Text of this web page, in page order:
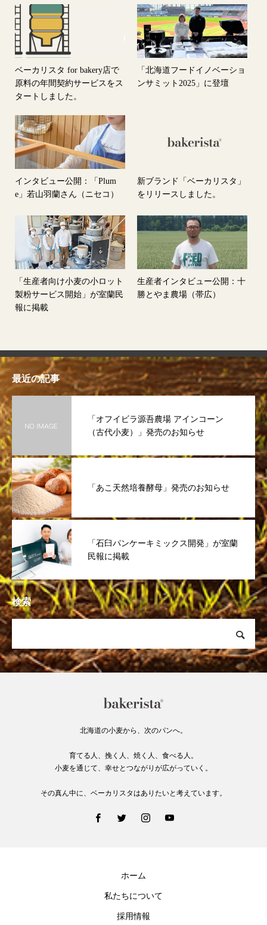
ベーカリスタ for bakery店で
原料の年間契約サービスをス
タートしました。
「北海道フードイノベーショ
ンサミット2025」に登壇
インタビュー公開：「Plum
e」若山羽蘭さん（ニセコ）
新ブランド「ベーカリスタ」
をリリースしました。
「生産者向け小麦の小ロット
製粉サービス開始」が室蘭民
報に掲載
生産者インタビュー公開：十
勝とやま農場（帯広）
最近の記事
「オフイビラ源吾農場 アインコーン
（古代小麦）」発売のお知らせ
「あこ天然培養酵母」発売のお知らせ
「石臼パンケーキミックス開発」が室蘭
民報に掲載
検索
北海道の小麦から、次のパンへ。
育てる人、挽く人、焼く人、食べる人。
小麦を通じて、幸せとつながりが広がっていく。
その真ん中に、ベーカリスタはありたいと考えています。
ホーム
私たちについて
採用情報